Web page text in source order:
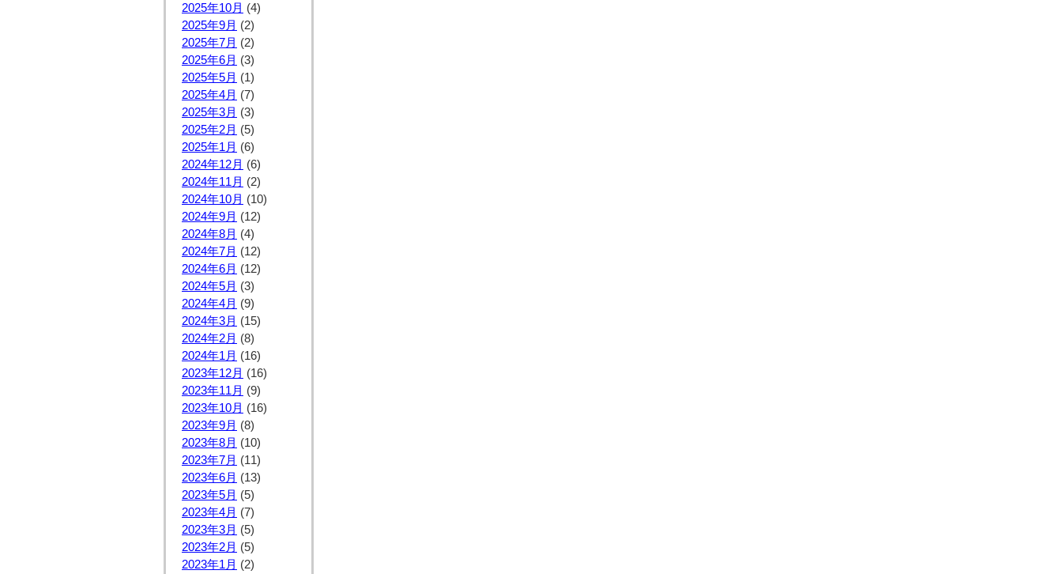
2025年10月 (4)
2025年9月 (2)
2025年7月 (2)
2025年6月 (3)
2025年5月 (1)
2025年4月 (7)
2025年3月 (3)
2025年2月 (5)
2025年1月 (6)
2024年12月 (6)
2024年11月 (2)
2024年10月 (10)
2024年9月 (12)
2024年8月 (4)
2024年7月 (12)
2024年6月 (12)
2024年5月 (3)
2024年4月 (9)
2024年3月 (15)
2024年2月 (8)
2024年1月 (16)
2023年12月 (16)
2023年11月 (9)
2023年10月 (16)
2023年9月 (8)
2023年8月 (10)
2023年7月 (11)
2023年6月 (13)
2023年5月 (5)
2023年4月 (7)
2023年3月 (5)
2023年2月 (5)
2023年1月 (2)